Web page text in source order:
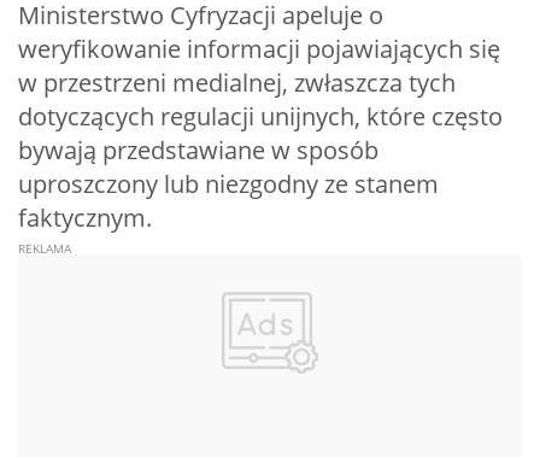
Ministerstwo Cyfryzacji apeluje o
weryfikowanie informacji pojawiających się
w przestrzeni medialnej, zwłaszcza tych
dotyczących regulacji unijnych, które często
bywają przedstawiane w sposób
uproszczony lub niezgodny ze stanem
faktycznym.